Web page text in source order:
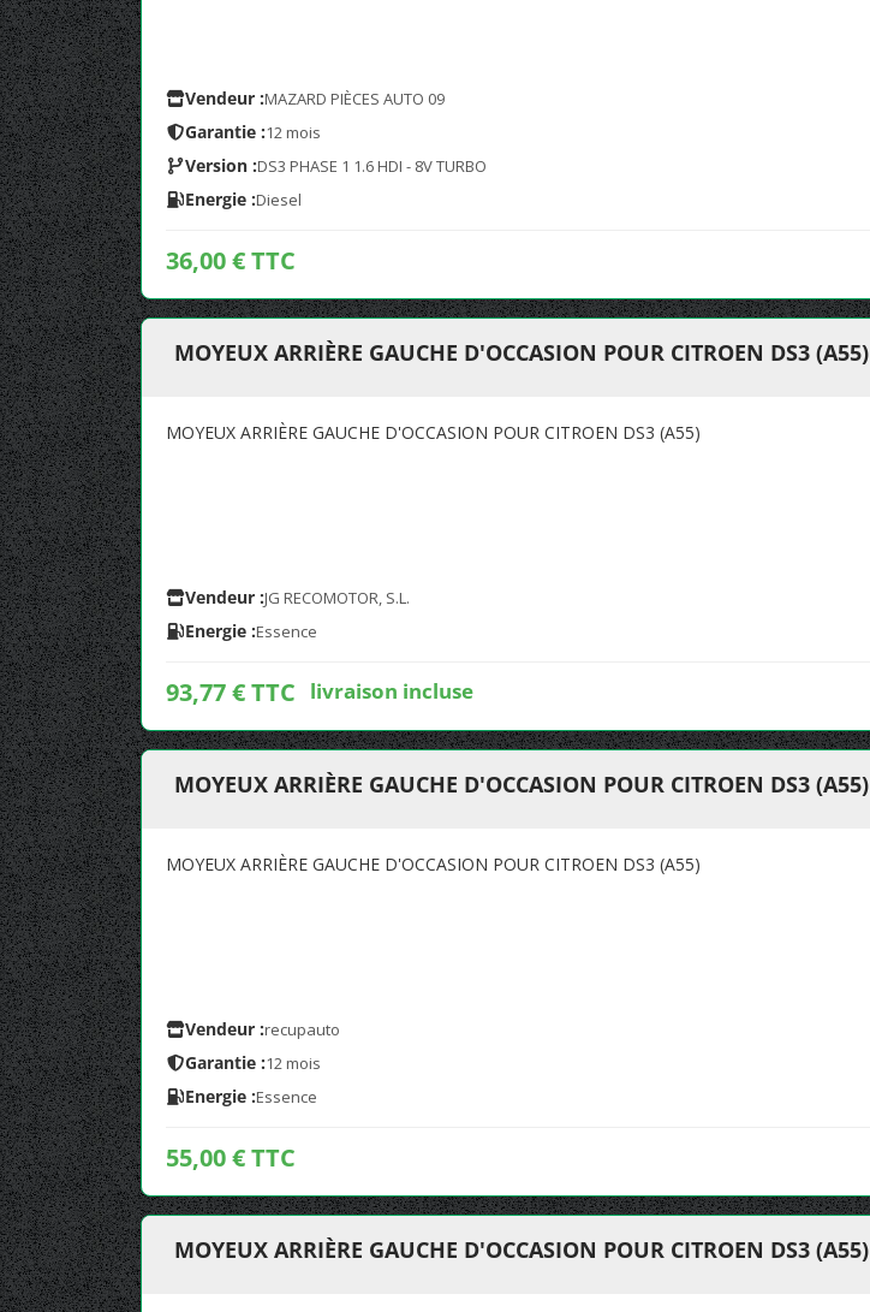
Vendeur :MAZARD PIÈCES AUTO 09
Garantie :12 mois
Version :DS3 PHASE 1 1.6 HDI - 8V TURBO
Energie :Diesel
36,00 € TTC
MOYEUX ARRIÈRE GAUCHE D'OCCASION POUR CITROEN DS3 (A55)
MOYEUX ARRIÈRE GAUCHE D'OCCASION POUR CITROEN DS3 (A55)
Vendeur :JG RECOMOTOR, S.L.
Energie :Essence
93,77 € TTC livraison incluse
MOYEUX ARRIÈRE GAUCHE D'OCCASION POUR CITROEN DS3 (A55)
MOYEUX ARRIÈRE GAUCHE D'OCCASION POUR CITROEN DS3 (A55)
Vendeur :recupauto
Garantie :12 mois
Energie :Essence
55,00 € TTC
MOYEUX ARRIÈRE GAUCHE D'OCCASION POUR CITROEN DS3 (A55)